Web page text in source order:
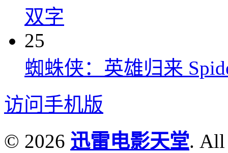
双字
25
蜘蛛侠：英雄归来
访问手机版
© 2026 迅雷电影天堂. All